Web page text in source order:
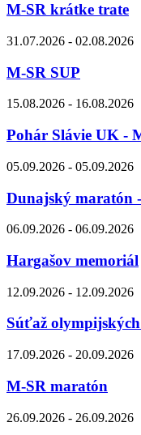
M-SR krátke trate
31.07.2026 - 02.08.2026
M-SR SUP
15.08.2026 - 16.08.2026
Pohár Slávie UK -
05.09.2026 - 05.09.2026
Dunajský maratón
06.09.2026 - 06.09.2026
Hargašov memoriál
12.09.2026 - 12.09.2026
Súťaž
17.09.2026 - 20.09.2026
M-SR maratón
26.09.2026 - 26.09.2026